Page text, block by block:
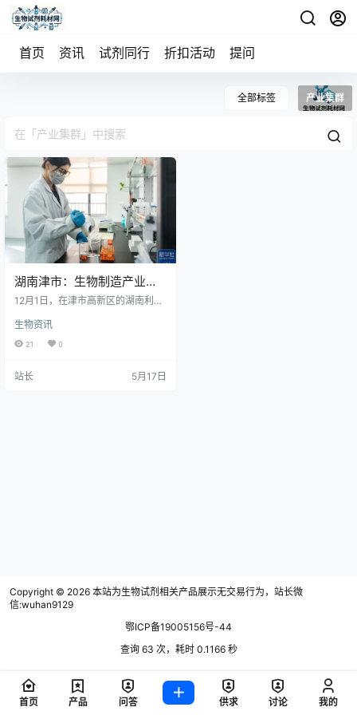
首页 资讯 试剂同行 折扣活动 提问
全部标签 产业集群
湖南津市：生物制造产业加
速发展
12月1日，在津市高新区的湖南利尔
作人员进行菌种发酵实验。 近年
来，湖南省常德市津市市大力发展
0多种，拥有超过2万立方米的发酵
生物资讯
21 0
站长 5月17日
Copyright © 2026 本站为生物试剂相关产品展示无交易行为，站长微
信:wuhan9129
鄂ICP备19005156号-44
查询 63 次，耗时 0.1166 秒
首页 产品 问答 供求 讨论 我的